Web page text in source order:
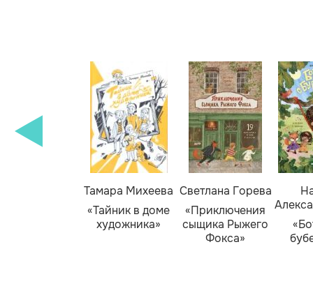
Тамара Михеева
«Тайник в доме
художника»
Светлана Горева
«Приключения
сыщика Рыжего
Фокса»